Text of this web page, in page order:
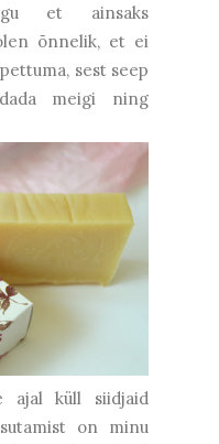
et ainsaks
õnnelik, et ei
sest seep
meigi ning
ajal küll siidjaid
on minu